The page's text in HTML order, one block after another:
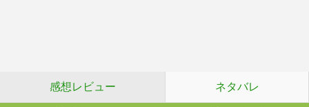
感想レビュー ネタバレ